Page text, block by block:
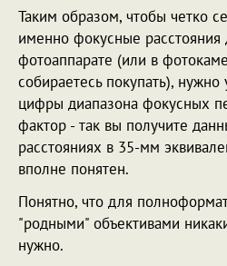
Таким образом, чтобы четко
именно фокусные
фотоаппарате (или в
собираетесь покупать),
цифры диапазона фокусных
фактор - так вы получите
расстояниях в 35-мм
вполне понятен.
Понятно, что для
"родными" объективами
нужно.